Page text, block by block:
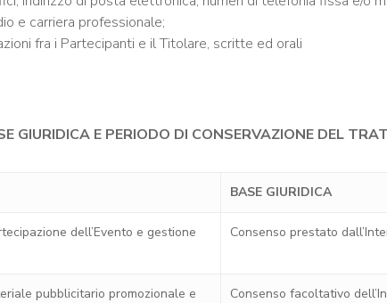
e carriera professionale;
fra i Partecipanti e il Titolare, scritte ed orali
GIURIDICA E PERIODO DI CONSERVAZIONE DEL
BASE GIURIDICA
dell’Evento e gestione
Consenso prestato
pubblicitario promozionale e
Consenso facoltativo